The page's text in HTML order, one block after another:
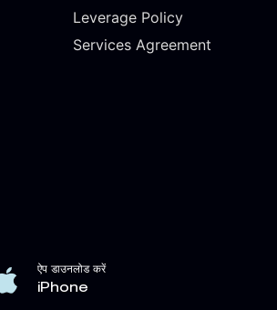
Leverage Policy
Services Agreement
ऐप डाउनलोड करें
iPhone